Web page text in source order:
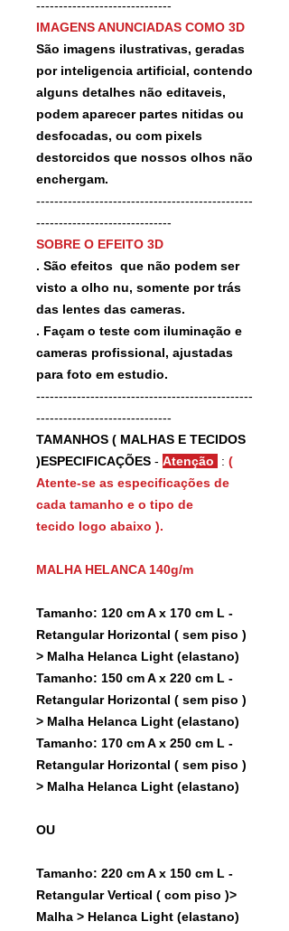
------------------------------
IMAGENS ANUNCIADAS COMO 3D
São imagens ilustrativas, geradas
por inteligencia artificial, contendo
alguns detalhes não editaveis,
podem aparecer partes nitidas ou
desfocadas, ou com pixels
destorcidos que nossos olhos não
enchergam.
------------------------------------------------
------------------------------
SOBRE O EFEITO 3D
. São efeitos que não podem ser
visto a olho nu, somente por trás
das lentes das cameras.
. Façam o teste com iluminação e
cameras profissional, ajustadas
para foto em estudio.
------------------------------------------------
------------------------------
TAMANHOS ( MALHAS E TECIDOS
)ESPECIFICAÇÕES - Atenção : (
Atente-se as especificações de
cada tamanho e o tipo de
tecido logo abaixo ).
MALHA HELANCA 140g/m
Tamanho: 120 cm A x 170 cm L -
Retangular Horizontal ( sem piso )
> Malha Helanca Light (elastano)
Tamanho: 150 cm A x 220 cm L -
Retangular Horizontal ( sem piso )
> Malha Helanca Light (elastano)
Tamanho: 170 cm A x 250 cm L -
Retangular Horizontal ( sem piso )
> Malha Helanca Light (elastano)
OU
Tamanho: 220 cm A x 150 cm L -
Retangular Vertical ( com piso )>
Malha > Helanca Light (elastano)